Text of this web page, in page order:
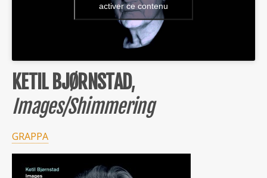
activer ce contenu
KETIL BJØRNSTAD,
Images/Shimmering
GRAPPA